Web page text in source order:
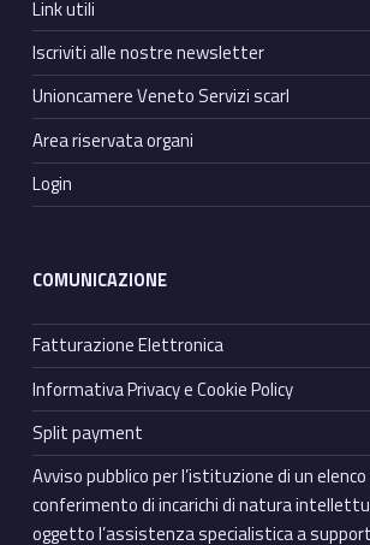
Link utili
Iscriviti alle nostre newsletter
Unioncamere Veneto Servizi scarl
Area riservata organi
Login
COMUNICAZIONE
Fatturazione Elettronica
Informativa Privacy e Cookie Policy
Split payment
Avviso pubblico per l’istituzione di un
conferimento di incarichi di natura
oggetto l’assistenza specialistica a